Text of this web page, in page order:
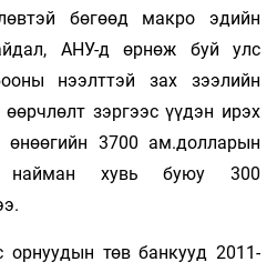
бөгөөд макро эдийн
АНУ-д өрнөж буй улс
нээлттэй зах зээлийн
зэргээс үүдэн ирэх
3700 ам.долларын
найман хувь буюу 300
орнуудын төв банкууд 2011-